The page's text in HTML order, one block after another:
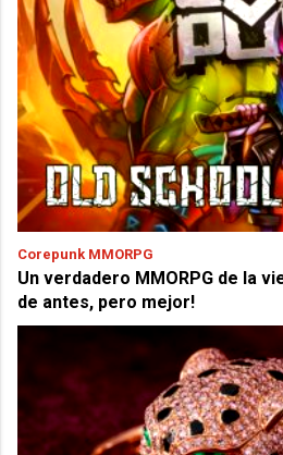
Corepunk MMORPG
Un verdadero MMORPG de la
de antes, pero mejor!